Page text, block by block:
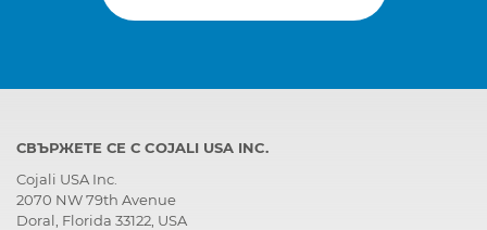
СВЪРЖЕТЕ СЕ С COJALI USA INC.
Cojali USA Inc.
2070 NW 79th Avenue
Doral, Florida 33122, USA